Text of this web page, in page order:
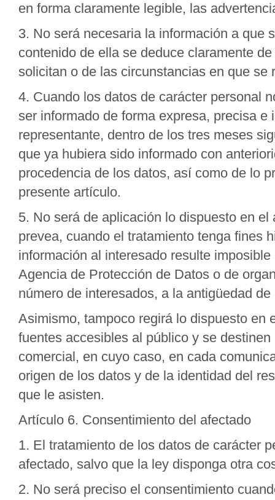
en forma claramente legible, las
3. No será necesaria la información a que
contenido de ella se deduce claramente
solicitan o de las circunstancias en que se
4. Cuando los datos de carácter personal
ser informado de forma expresa, precisa
representante, dentro de los tres meses
que ya hubiera sido informado con
procedencia de los datos, así como de lo
presente artículo.
5. No será de aplicación lo dispuesto en
prevea, cuando el tratamiento tenga fines
información al interesado resulte
Agencia de Protección de Datos o de
número de interesados, a la antigüedad
Asimismo, tampoco regirá lo dispuesto en
fuentes accesibles al público y se
comercial, en cuyo caso, en cada
origen de los datos y de la identidad del
que le asisten.
Artículo 6. Consentimiento del afectado
1. El tratamiento de los datos de carácter
afectado, salvo que la ley disponga otra
2. No será preciso el consentimiento